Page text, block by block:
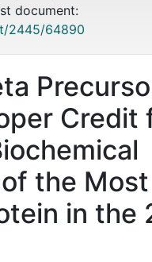
document:
2445/64890
Credit
the Most
in the